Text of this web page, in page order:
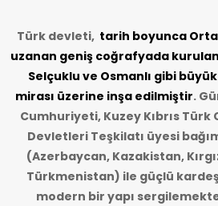
Türk devleti, tarih boyunca Orta
uzanan geniş coğrafyada
Selçuklu ve Osmanlı gibi
mirası üzerine inşa edilmiştir.
Cumhuriyeti, Kuzey Kıbrıs
Devletleri Teşkilatı üyesi
(Azerbaycan, Kazakistan,
Türkmenistan) ile güçlü
modern bir yapı